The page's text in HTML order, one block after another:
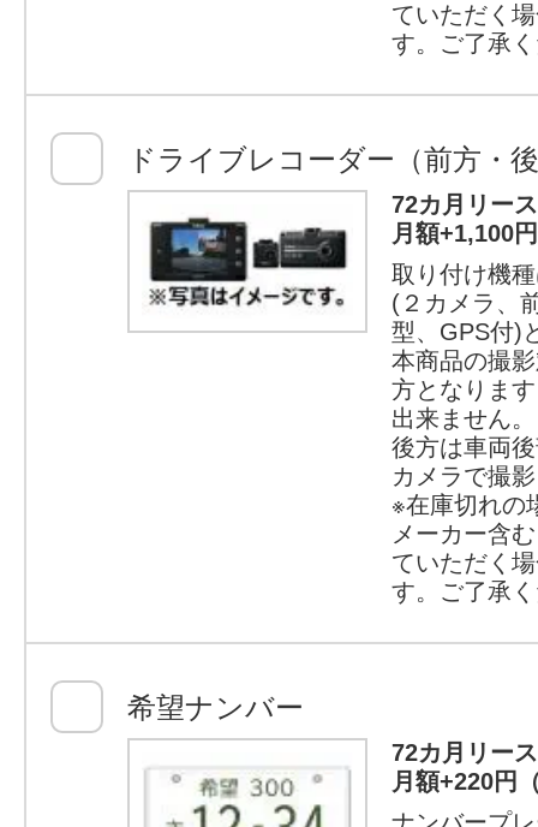
ていただく
す。ご了承
ドライブレコーダー（前方・
72カ月リー
月額+1,100
取り付け機
(２カメラ、
型、GPS付)
本商品の撮
方となりま
出来ません。
後方は車両
カメラで撮
※在庫切れの
メーカー含
ていただく
す。ご了承
希望ナンバー
72カ月リー
月額+220円